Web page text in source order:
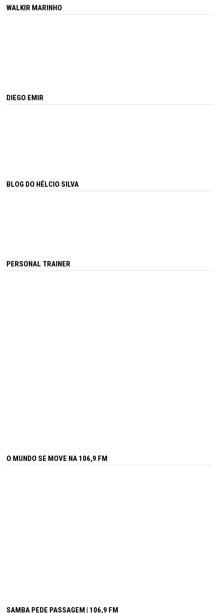
WALKIR MARINHO
DIEGO EMIR
BLOG DO HÉLCIO SILVA
PERSONAL TRAINER
O MUNDO SE MOVE NA 106,9 FM
SAMBA PEDE PASSAGEM | 106,9 FM